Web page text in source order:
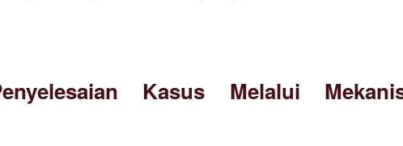
Kasus Melalui